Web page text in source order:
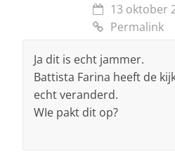
13 oktober
Permalink
Ja dit is echt jammer.
Battista Farina heeft de
echt veranderd.
WIe pakt dit op?